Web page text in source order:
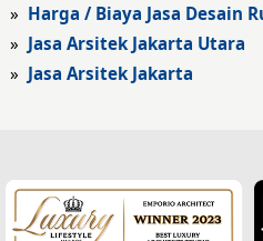
Fasad Hotel
Fasad Rumah Klasik
Desain Rumah
Fasad Rumah
» Harga / Biaya Jasa Desain
» Jasa Arsitek Jakarta Utara
» Jasa Arsitek Jakarta